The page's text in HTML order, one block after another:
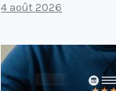
4 août 2026